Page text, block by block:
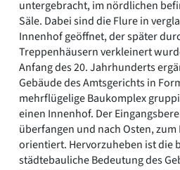
untergebracht, im nördlichen
Säle. Dabei sind die Flure in
Innenhof geöffnet, der später
Treppenhäusern verkleinert
Anfang des 20. Jahrhunderts
Gebäude des Amtsgerichts in
mehrflügelige Baukomplex
einen Innenhof. Der
überfangen und nach Osten,
orientiert. Hervorzuheben ist die
städtebauliche Bedeutung des